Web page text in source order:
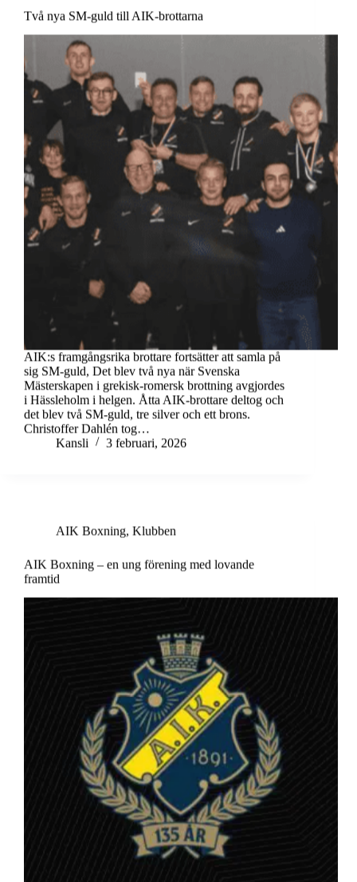
Två nya SM-guld till AIK-brottarna
AIK:s framgångsrika brottare fortsätter att samla på
sig SM-guld, Det blev två nya när Svenska
Mästerskapen i grekisk-romersk brottning avgjordes
i Hässleholm i helgen. Åtta AIK-brottare deltog och
det blev två SM-guld, tre silver och ett brons.
Christoffer Dahlén tog…
Kansli
3 februari, 2026
AIK Boxning Klubben
AIK Boxning – en ung förening med lovande
framtid